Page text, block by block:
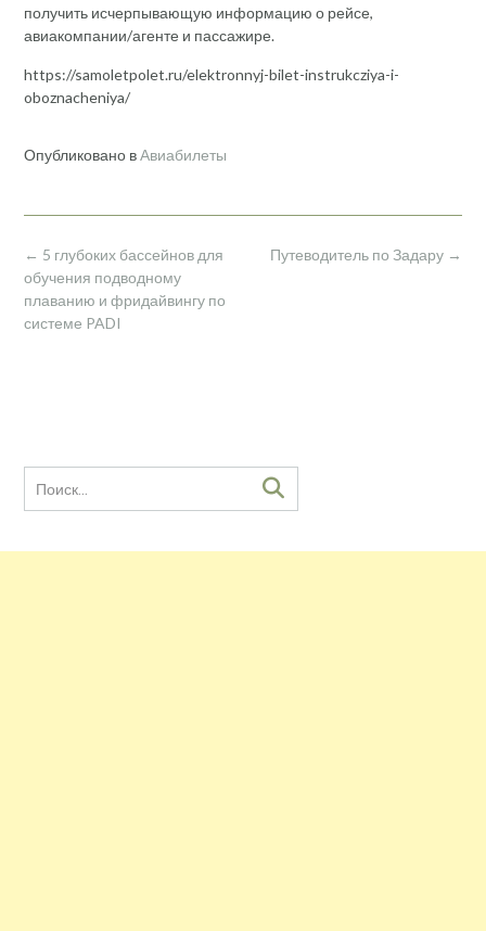
получить исчерпывающую информацию о рейсе,
авиакомпании/агенте и пассажире.
https://samoletpolet.ru/elektronnyj-bilet-instrukcziya-i-
oboznacheniya/
Опубликовано вАвиабилеты
Навигация
по
записям
Путеводитель по Задару →
← 5 глубоких бассейнов для
обучения подводному
плаванию и фридайвингу по
системе PADI